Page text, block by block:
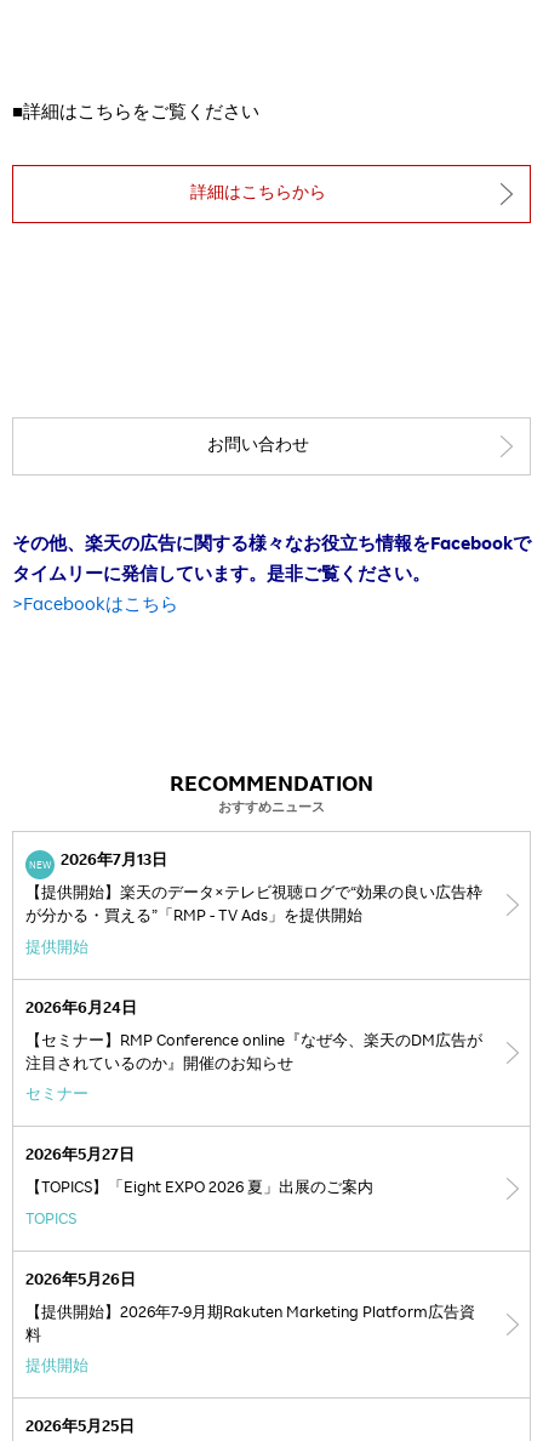
■詳細はこちらをご覧ください
詳細はこちらから
お問い合わせ
その他、楽天の広告に関する様々なお役立ち情報をFacebookで
タイムリーに発信しています。是非ご覧ください。
>Facebookはこちら
RECOMMENDATION
おすすめニュース
NEW 2026年7月13日
【提供開始】楽天のデータ×テレビ視聴ログで“効果の良い広告枠
が分かる・買える”「RMP - TV Ads」を提供開始
提供開始
2026年6月24日
【セミナー】RMP Conference online『なぜ今、楽天のDM広告が
注目されているのか』開催のお知らせ
セミナー
2026年5月27日
【TOPICS】「Eight EXPO 2026 夏」出展のご案内
TOPICS
2026年5月26日
【提供開始】2026年7-9月期Rakuten Marketing Platform広告資
料
提供開始
2026年5月25日